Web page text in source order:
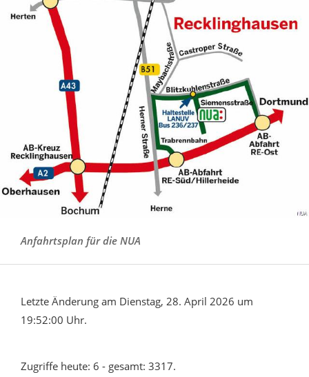
Anfahrtsplan für die NUA
Letzte Änderung am Dienstag, 28. April 2026 um
19:52:00 Uhr.
Zugriffe heute: 6 - gesamt: 3317.